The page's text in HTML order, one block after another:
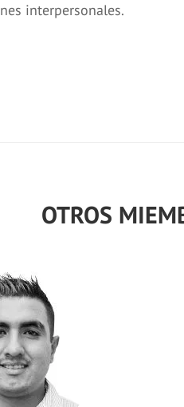
interpersonales.
OTROS